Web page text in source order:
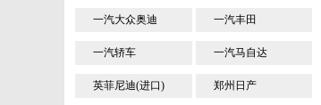
一汽大众奥迪 一汽丰田
一汽轿车 一汽马自达
英菲尼迪(进口) 郑州日产